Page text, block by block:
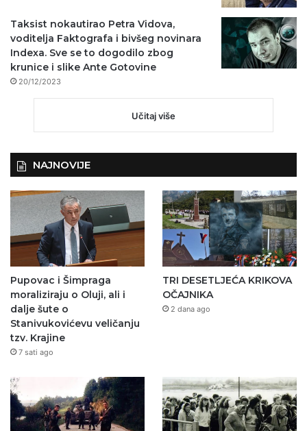
Taksist nokautirao Petra Vidova,
voditelja Faktografa i bivšeg novinara
Indexa. Sve se to dogodilo zbog
krunice i slike Ante Gotovine
20/12/2023
Učitaj više
NAJNOVIJE
Pupovac i Šimpraga
moraliziraju o Oluji, ali i
dalje šute o
Stanivukovićevu veličanju
tzv. Krajine
7 sati ago
TRI DESETLJEĆA KRIKOVA
OČAJNIKA
2 dana ago